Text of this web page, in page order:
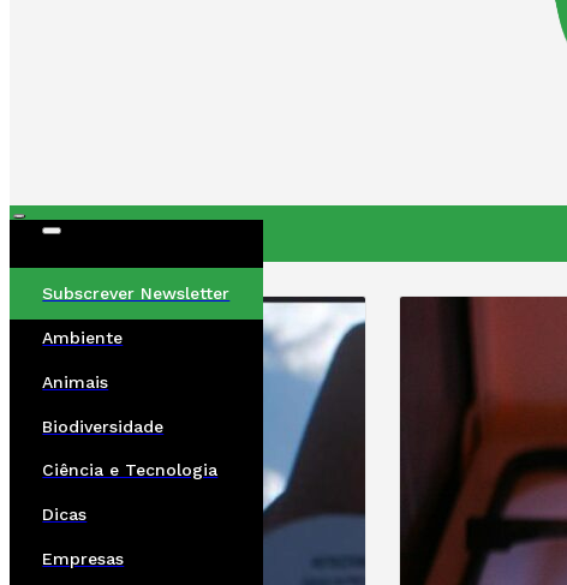
Subscrever Newsletter
Ambiente
Animais
Biodiversidade
Ciência e Tecnologia
Dicas
Empresas